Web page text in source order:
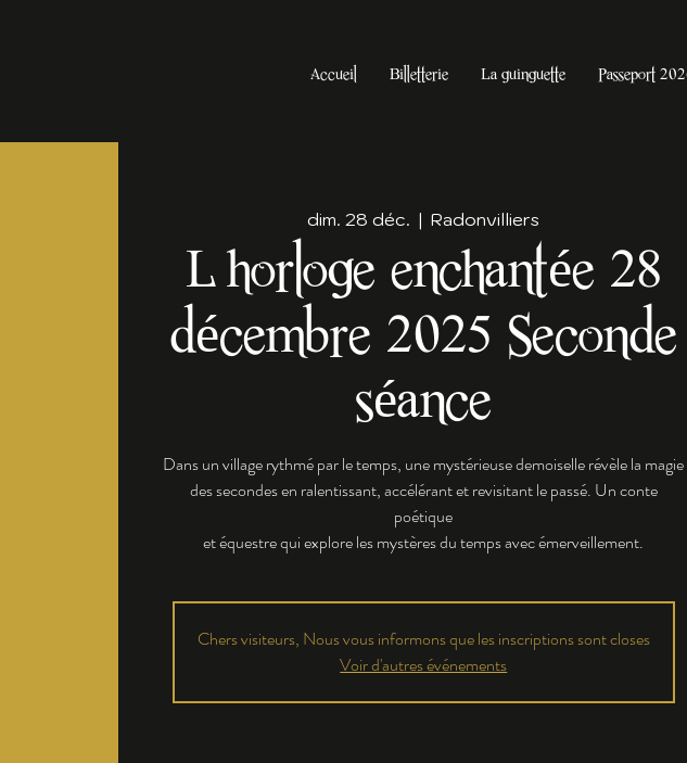
Accueil Billetterie La guinguette Passeport
dim. 28 déc.
  |
Radonvilliers
L horloge enchantée 28
décembre 2025 Seconde
séance
Dans un village rythmé par le temps, une mystérieuse demoiselle révèle la magie
des secondes en ralentissant, accélérant et revisitant le passé. Un conte
poétique
et équestre qui explore les mystères du temps avec émerveillement.
Chers visiteurs, Nous vous informons que les inscriptions sont closes
Voir d'autres événements